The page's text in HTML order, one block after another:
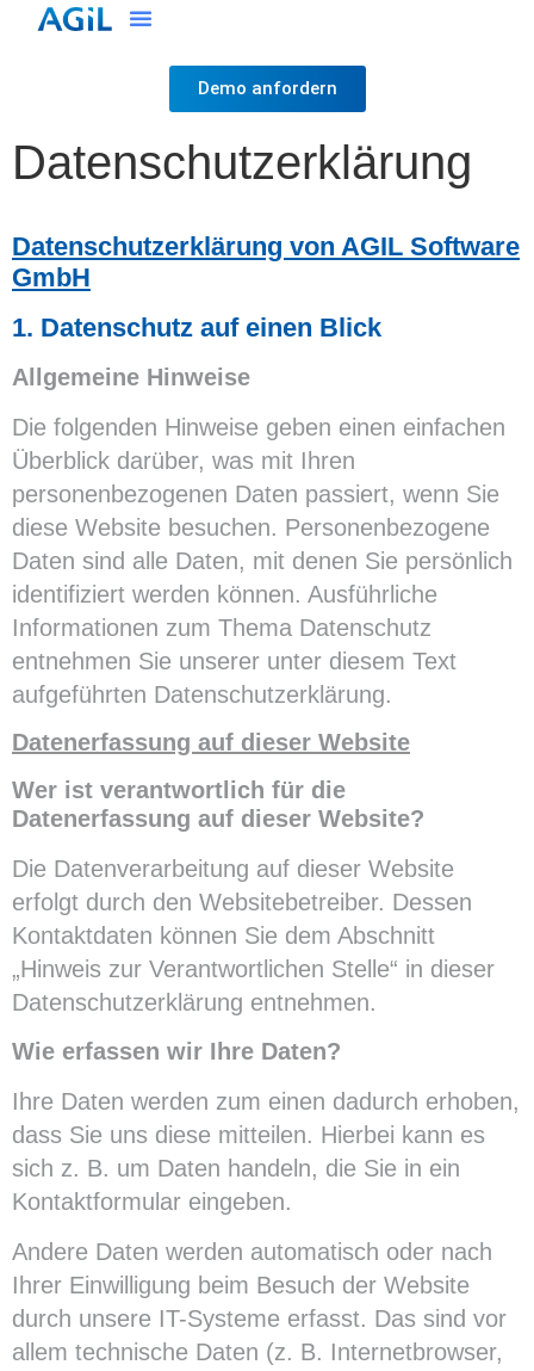
Demo anfordern
Datenschutzerklärung
Datenschutzerklärung von AGIL Software
GmbH
1. Datenschutz auf einen Blick
Allgemeine Hinweise
Die folgenden Hinweise geben einen einfachen
Überblick darüber, was mit Ihren
personenbezogenen Daten passiert, wenn Sie
diese Website besuchen. Personenbezogene
Daten sind alle Daten, mit denen Sie persönlich
identifiziert werden können. Ausführliche
Informationen zum Thema Datenschutz
entnehmen Sie unserer unter diesem Text
aufgeführten Datenschutzerklärung.
Datenerfassung auf dieser Website
Wer ist verantwortlich für die
Datenerfassung auf dieser Website?
Die Datenverarbeitung auf dieser Website
erfolgt durch den Websitebetreiber. Dessen
Kontaktdaten können Sie dem Abschnitt
„Hinweis zur Verantwortlichen Stelle“ in dieser
Datenschutzerklärung entnehmen.
Wie erfassen wir Ihre Daten?
Ihre Daten werden zum einen dadurch erhoben,
dass Sie uns diese mitteilen. Hierbei kann es
sich z. B. um Daten handeln, die Sie in ein
Kontaktformular eingeben.
Andere Daten werden automatisch oder nach
Ihrer Einwilligung beim Besuch der Website
durch unsere IT-Systeme erfasst. Das sind vor
allem technische Daten (z. B. Internetbrowser,